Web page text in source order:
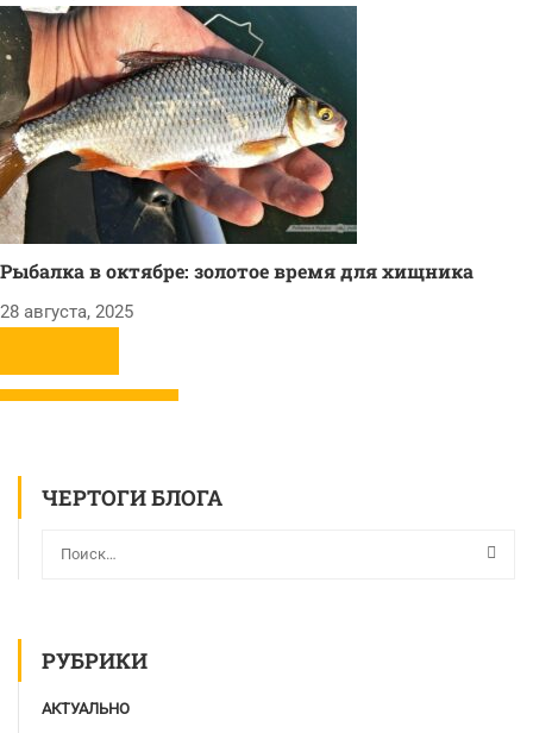
Рыбалка в октябре: золотое время для хищника
28 августа, 2025
ЧЕРТОГИ БЛОГА
РУБРИКИ
АКТУАЛЬНО